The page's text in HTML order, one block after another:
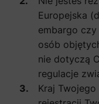
Europejska
embargo
osób
nie dotyczą
regulacje
Kraj